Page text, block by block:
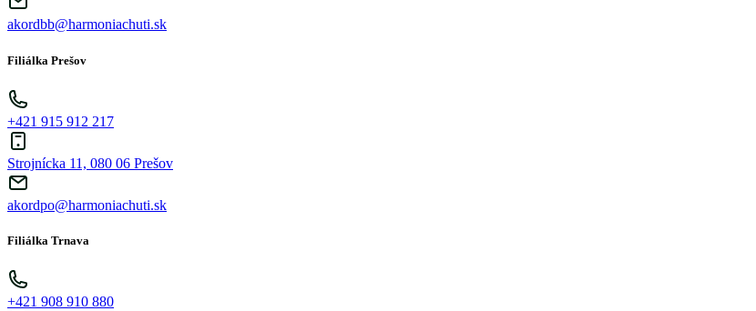
akordbb@harmoniachuti.sk
Filiálka Prešov
+421 915 912 217
Strojnícka 11, 080 06 Prešov
akordpo@harmoniachuti.sk
Filiálka Trnava
+421 908 910 880